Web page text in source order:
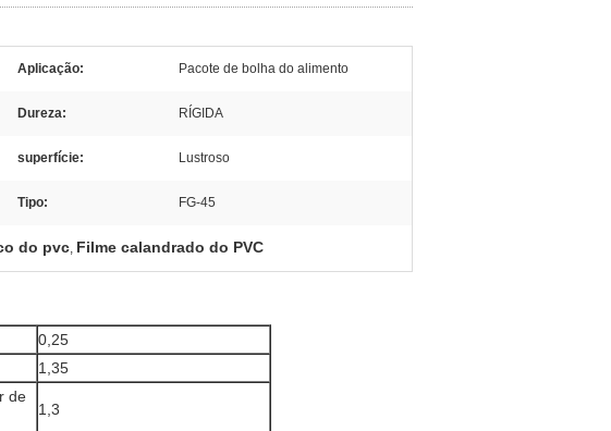
Aplicação: Pacote de bolha do alimento
Dureza: RÍGIDA
superfície: Lustroso
Tipo: FG-45
do pvc, Filme calandrado do PVC
0,25
1,35
de
1,3